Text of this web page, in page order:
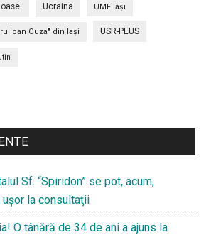
Ucraina UMF Iași
Ioan Cuza" din Iaşi USR-PLUS
Sf. “Spiridon” se pot, acum,
la consultaţii
O tânără de 34 de ani a ajuns la